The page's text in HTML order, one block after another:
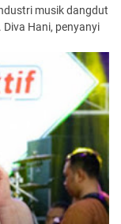
musik dangdut
Hani, penyanyi